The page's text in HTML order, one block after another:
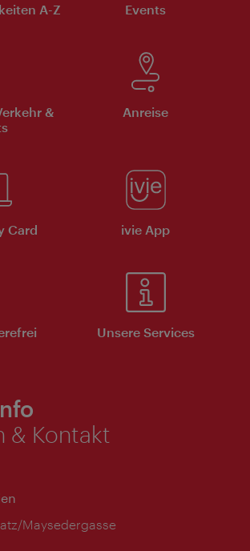
A-Z Events
&
Anreise
Card ivie App
Unsere Services
& Kontakt
Maysedergasse